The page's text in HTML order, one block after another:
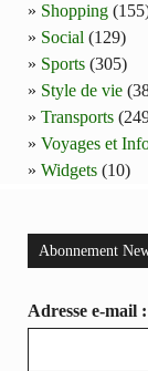
Shopping
Social (129)
Sports (305)
Style de vie
Transports
Voyages et
Widgets (10)
Abonnement
Adresse e-mail :